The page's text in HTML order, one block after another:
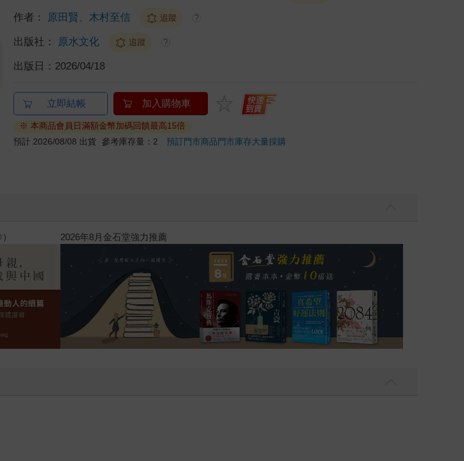
作者： 原田賢、木村至信 追蹤 ?
出版社： 原水文化 追蹤 ?
出版日： 2026/04/18
立即結帳 加入購物車
※ 本商品會員日滿額金幣加碼回饋最高15倍
預計 2026/08/08 出貨 參考庫存量：2預訂門市商品門市庫存大量採購
飛吧，鴻！：母親、我與中國（暢銷全球逾1500萬冊《鴻》最新系列作）